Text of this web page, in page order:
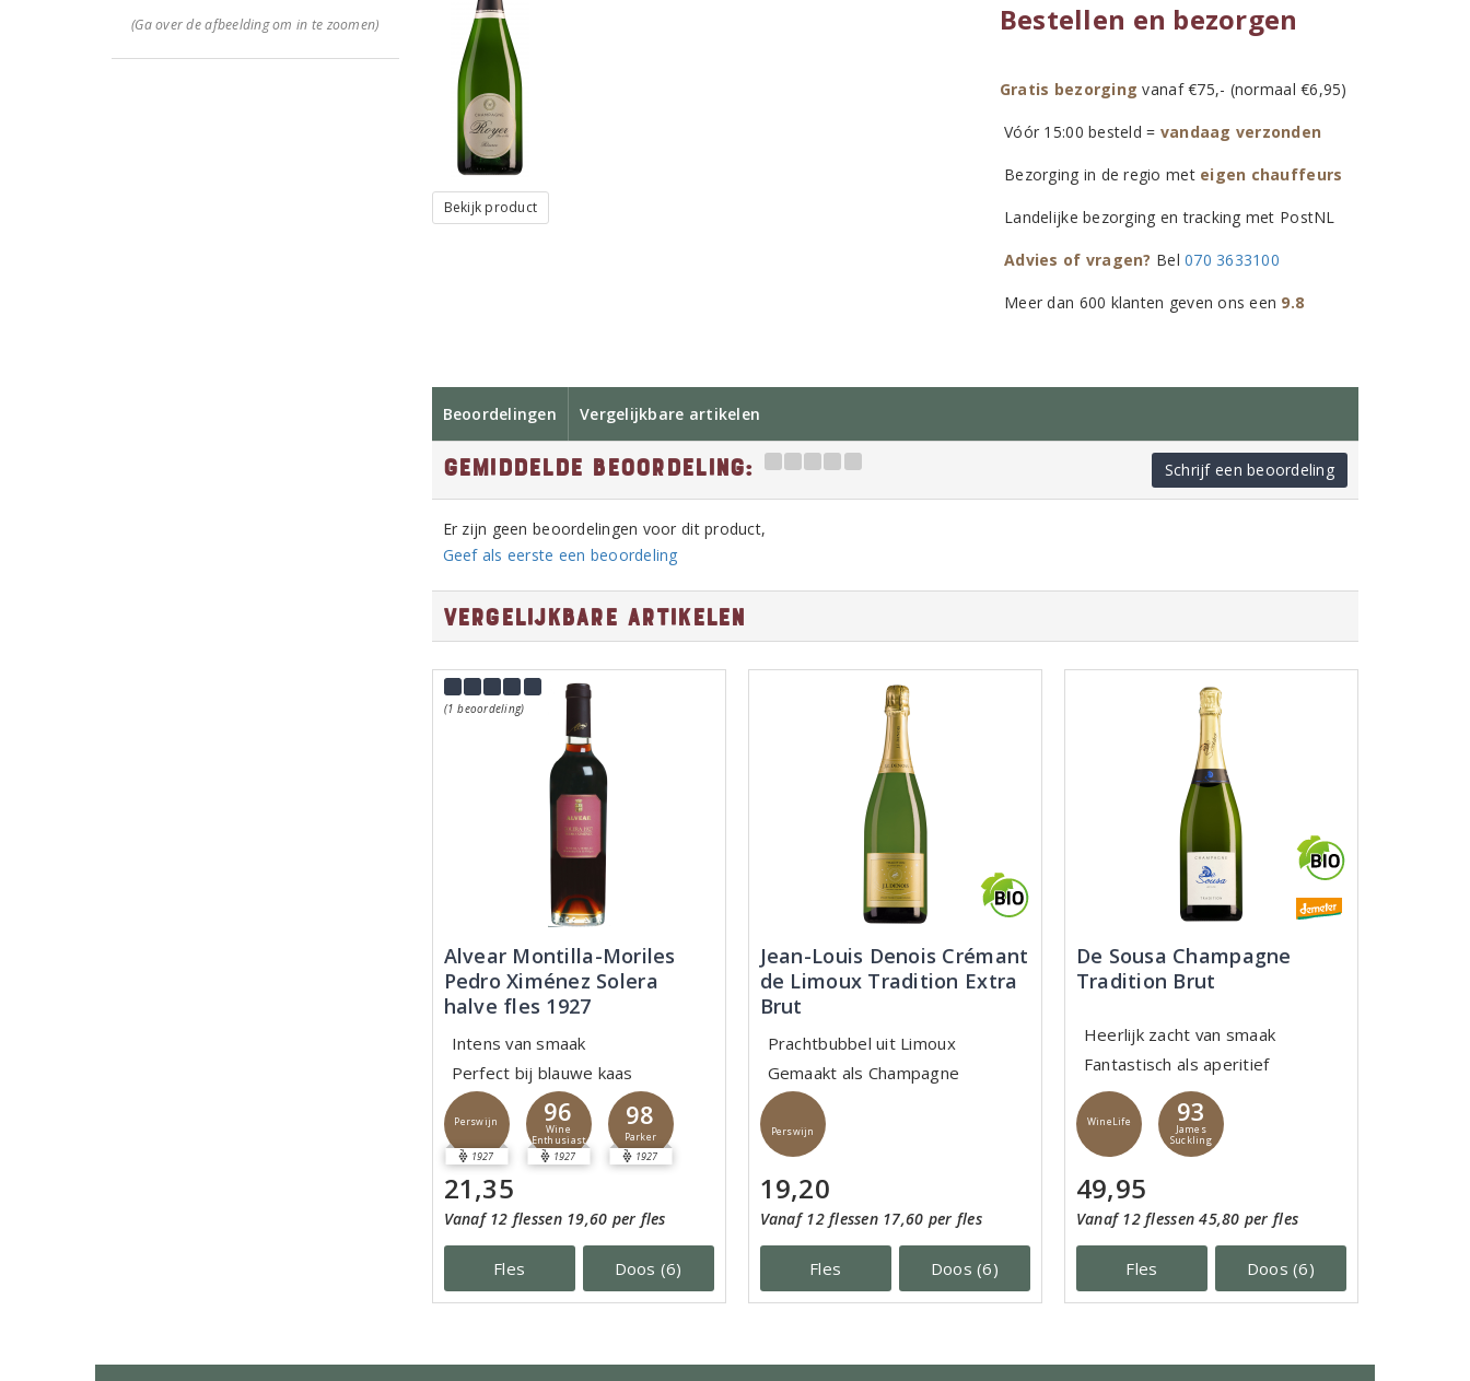
(Ga over de afbeelding om in te zoomen)
Bekijk product
Bestellen en bezorgen
Gratis bezorging vanaf €75,- (normaal €6,95)
Vóór 15:00 besteld = vandaag verzonden
Bezorging in de regio met eigen chauffeurs
Landelijke bezorging en tracking met PostNL
Advies of vragen? Bel070 3633100
Meer dan 600 klanten geven ons een 9.8
Beoordelingen Vergelijkbare artikelen
Gemiddelde beoordeling: Schrijf een beoordeling
Er zijn geen beoordelingen voor dit product,
Geef als eerste een beoordeling
Vergelijkbare artikelen
(1 beoordeling)
Alvear Montilla-Moriles
Pedro Ximénez Solera
halve fles 1927
Intens van smaak
Perfect bij blauwe kaas
Perswijn
1927
96
Wine
Enthusiast
1927
98
Parker
1927
21,35
Vanaf 12 flessen 19,60 per fles
Fles Doos (6)
Jean-Louis Denois Crémant
de Limoux Tradition Extra
Brut
Prachtbubbel uit Limoux
Gemaakt als Champagne
Perswijn
19,20
Vanaf 12 flessen 17,60 per fles
Fles Doos (6)
De Sousa Champagne
Tradition Brut
Heerlijk zacht van smaak
Fantastisch als aperitief
WineLife 93
James
Suckling
49,95
Vanaf 12 flessen 45,80 per fles
Fles Doos (6)